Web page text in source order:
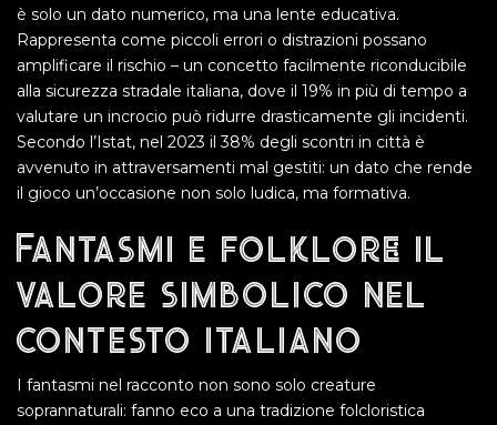
è solo un dato numerico, ma una lente educativa.
Rappresenta come piccoli errori o distrazioni possano
amplificare il rischio – un concetto facilmente riconducibile
alla sicurezza stradale italiana, dove il 19% in più di tempo a
valutare un incrocio può ridurre drasticamente gli incidenti.
Secondo l’Istat, nel 2023 il 38% degli scontri in città è
avvenuto in attraversamenti mal gestiti: un dato che rende
il gioco un’occasione non solo ludica, ma formativa.
Fantasmi e folklore: il
valore simbolico nel
contesto italiano
I fantasmi nel racconto non sono solo creature
soprannaturali: fanno eco a una tradizione folcloristica